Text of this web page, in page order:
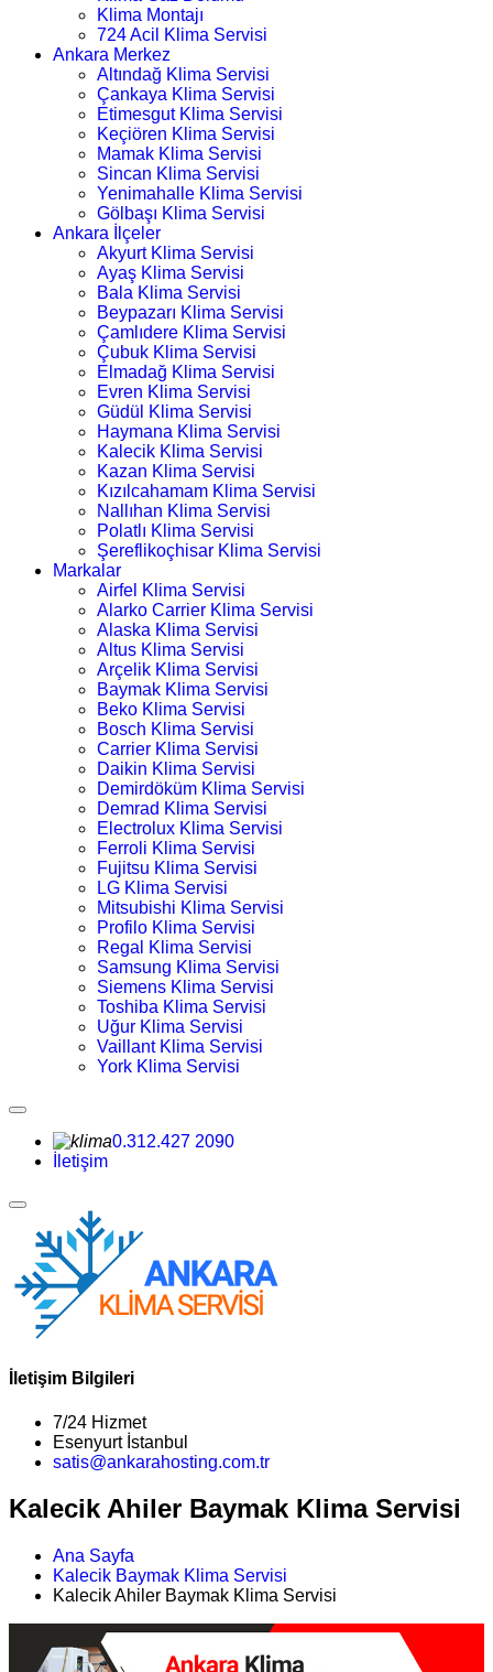
Klima Montajı
724 Acil Klima Servisi
Ankara Merkez
Altındağ Klima Servisi
Çankaya Klima Servisi
Etimesgut Klima Servisi
Keçiören Klima Servisi
Mamak Klima Servisi
Sincan Klima Servisi
Yenimahalle Klima Servisi
Gölbaşı Klima Servisi
Ankara İlçeler
Akyurt Klima Servisi
Ayaş Klima Servisi
Bala Klima Servisi
Beypazarı Klima Servisi
Çamlıdere Klima Servisi
Çubuk Klima Servisi
Elmadağ Klima Servisi
Evren Klima Servisi
Güdül Klima Servisi
Haymana Klima Servisi
Kalecik Klima Servisi
Kazan Klima Servisi
Kızılcahamam Klima Servisi
Nallıhan Klima Servisi
Polatlı Klima Servisi
Şereflikoçhisar Klima Servisi
Markalar
Airfel Klima Servisi
Alarko Carrier Klima Servisi
Alaska Klima Servisi
Altus Klima Servisi
Arçelik Klima Servisi
Baymak Klima Servisi
Beko Klima Servisi
Bosch Klima Servisi
Carrier Klima Servisi
Daikin Klima Servisi
Demirdöküm Klima Servisi
Demrad Klima Servisi
Electrolux Klima Servisi
Ferroli Klima Servisi
Fujitsu Klima Servisi
LG Klima Servisi
Mitsubishi Klima Servisi
Profilo Klima Servisi
Regal Klima Servisi
Samsung Klima Servisi
Siemens Klima Servisi
Toshiba Klima Servisi
Uğur Klima Servisi
Vaillant Klima Servisi
York Klima Servisi
0.312.427 2090
İletişim
İletişim Bilgileri
7/24 Hizmet
Esenyurt İstanbul
satis@ankarahosting.com.tr
Kalecik Ahiler Baymak Klima Servisi
Ana Sayfa
Kalecik Baymak Klima Servisi
Kalecik Ahiler Baymak Klima Servisi